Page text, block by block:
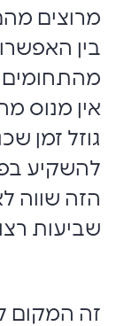
מרוצים
בין
אין מנוס
גוזל זמן
להשקיע
הזה שווה
שביעות
זה המקום